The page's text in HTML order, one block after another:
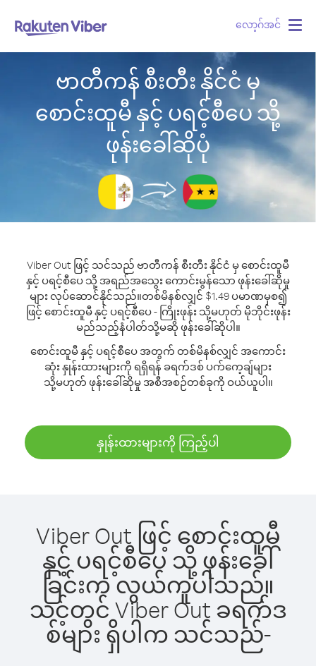
လော့ဂ်အင်
ဗာတီကန် စီးတီး နိုင်ငံ မှ
စောင်းထူမီ နှင့် ပရင့်စီပေ သို့
ဖုန်းခေါ်ဆိုပုံ
Viber Out ဖြင့် သင်သည် ဗာတီကန် စီးတီး နိုင်ငံ မှ စောင်းထူမီ
နှင့် ပရင့်စီပေ သို့ အရည်အသွေး ကောင်းမွန်သော ဖုန်းခေါ်ဆိုမှု
များ လုပ်ဆောင်နိုင်သည်။တစ်မိနစ်လျှင် $1.49 ပမာဏမှစ၍
ဖြင့် စောင်းထူမီ နှင့် ပရင့်စီပေ - ကြိုးဖုန်း သို့မဟုတ် မိုဘိုင်းဖုန်း
မည်သည့်နံပါတ်သို့မဆို ဖုန်းခေါ်ဆိုပါ။
စောင်းထူမီ နှင့် ပရင့်စီပေ အတွက် တစ်မိနစ်လျှင် အကောင်း
ဆုံး နှုန်းထားများကို ရရှိရန် ခရက်ဒစ် ပက်ကေ့ချ်များ
သို့မဟုတ် ဖုန်းခေါ်ဆိုမှု အစီအစဉ်တစ်ခုကို ဝယ်ယူပါ။
နှုန်းထားများကို ကြည့်ပါ
Viber Out ဖြင့် စောင်းထူမီ
နှင့် ပရင့်စီပေ သို့ ဖုန်းခေါ်
ခြင်းက လွယ်ကူပါသည်။
သင့်တွင် Viber Out ခရက်ဒ
စ်များ ရှိပါက သင်သည်-